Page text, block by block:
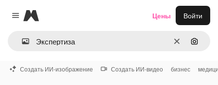
Close menu
Magnific
ОчиститьПоиск
Цены Войти
Создать ИИ-изображение Создать ИИ-видео бизнес